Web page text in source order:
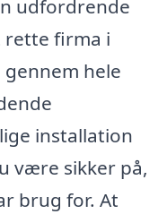
udfordrende
rette firma i
hele
installation
være sikker på,
brug for. At